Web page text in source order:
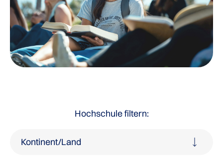
Hochschule filtern:
Kontinent/Land